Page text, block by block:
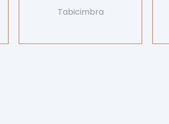
Tabicimbra